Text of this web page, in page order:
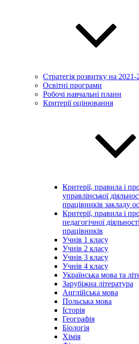
Стратегія розвитку на 2021-
Освітні програми
Робочі навчальні плани
Критерії оцінювання
Критерії, правила і
управлінської
працівників закладу
Критерії, правила і
педагогічної
працівників
Учнів 1 класу
Учнів 2 класу
Учнів 3 класу
Учнів 4 класу
Українська мова та
Зарубіжна література
Англійська мова
Польська мова
Історія
Географія
Біологія
Хімія